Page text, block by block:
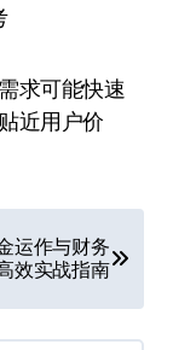
求可能快速
近用户价
运作与财务
效实战指南